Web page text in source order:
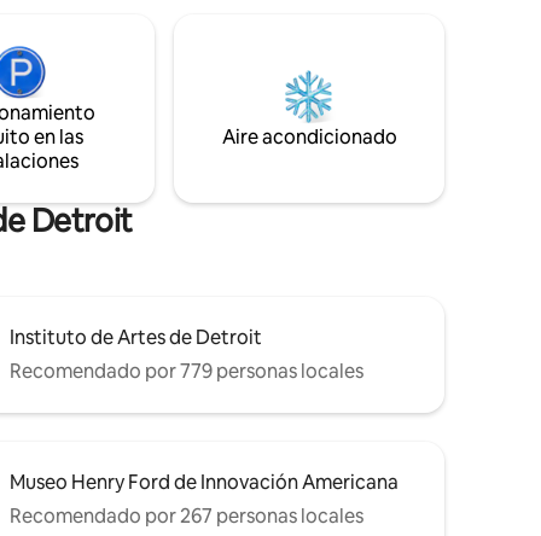
- a 1,2
- a
- a 1,6
cocina completa. En los meses más
cálidos, una pequeña zona de estar con
cafetería se encuentra en el camino de
roca española a lo largo del callejón
en las
Aire acondicionado
Detroit
Instituto de Artes de Detroit
Recomendado por 779 personas locales
Museo Henry Ford de Innovación Americana
Recomendado por 267 personas locales